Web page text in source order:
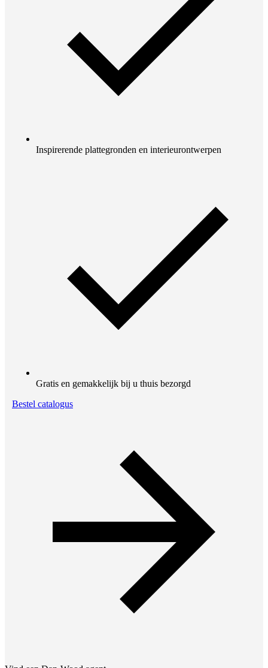
Inspirerende plattegronden en interieurontwerpen
Gratis en gemakkelijk bij u thuis bezorgd
Bestel catalogus